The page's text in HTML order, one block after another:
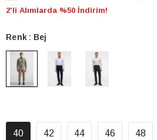
2'li Alımlarda %50 İndirim!
Renk Bej
40 42 44 46 48